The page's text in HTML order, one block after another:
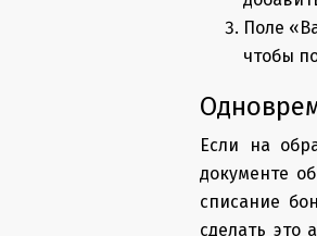
Поле
чтобы
Если на
документе
списание
сделать это